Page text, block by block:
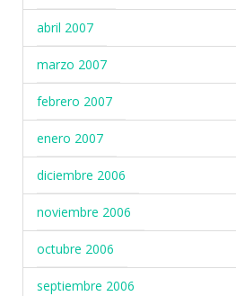
abril 2007
marzo 2007
febrero 2007
enero 2007
diciembre 2006
noviembre 2006
octubre 2006
septiembre 2006